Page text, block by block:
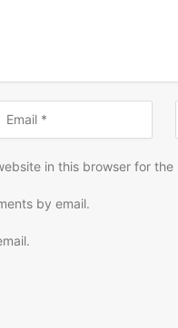
in this browser for
by email.